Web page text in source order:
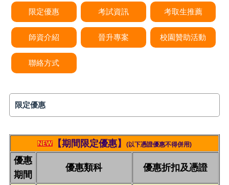
限定優惠 考試資訊 考取生推薦
師資介紹 晉升專案 校園贊助活動
聯絡方式
限定優惠
【期間限定優惠】 (以下憑證優惠不得併用)
優惠
期間
優惠類科 優惠折扣及憑證